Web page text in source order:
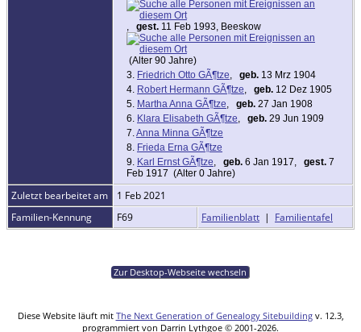
, gest. 11 Feb 1993, Beeskow
(Alter 90 Jahre)
3. Friedrich Otto GÃ¶tze, geb. 13 Mrz 1904
4. Robert Hermann GÃ¶tze, geb. 12 Dez 1905
5. Martha Anna GÃ¶tze, geb. 27 Jan 1908
6. Klara Elisabeth GÃ¶tze, geb. 29 Jun 1909
7.Anna Minna GÃ¶tze
8. Frieda Erna GÃ¶tze
9. Karl Ernst GÃ¶tze, geb. 6 Jan 1917, gest. 7
Feb 1917 (Alter 0 Jahre)
Zuletzt bearbeitet am
1 Feb 2021
Familien-Kennung
F69 Familienblatt | Familientafel
Zur Desktop-Webseite wechseln
Diese Website läuft mit The Next Generation of Genealogy Sitebuildingv. 12.3,
programmiert von Darrin Lythgoe © 2001-2026.